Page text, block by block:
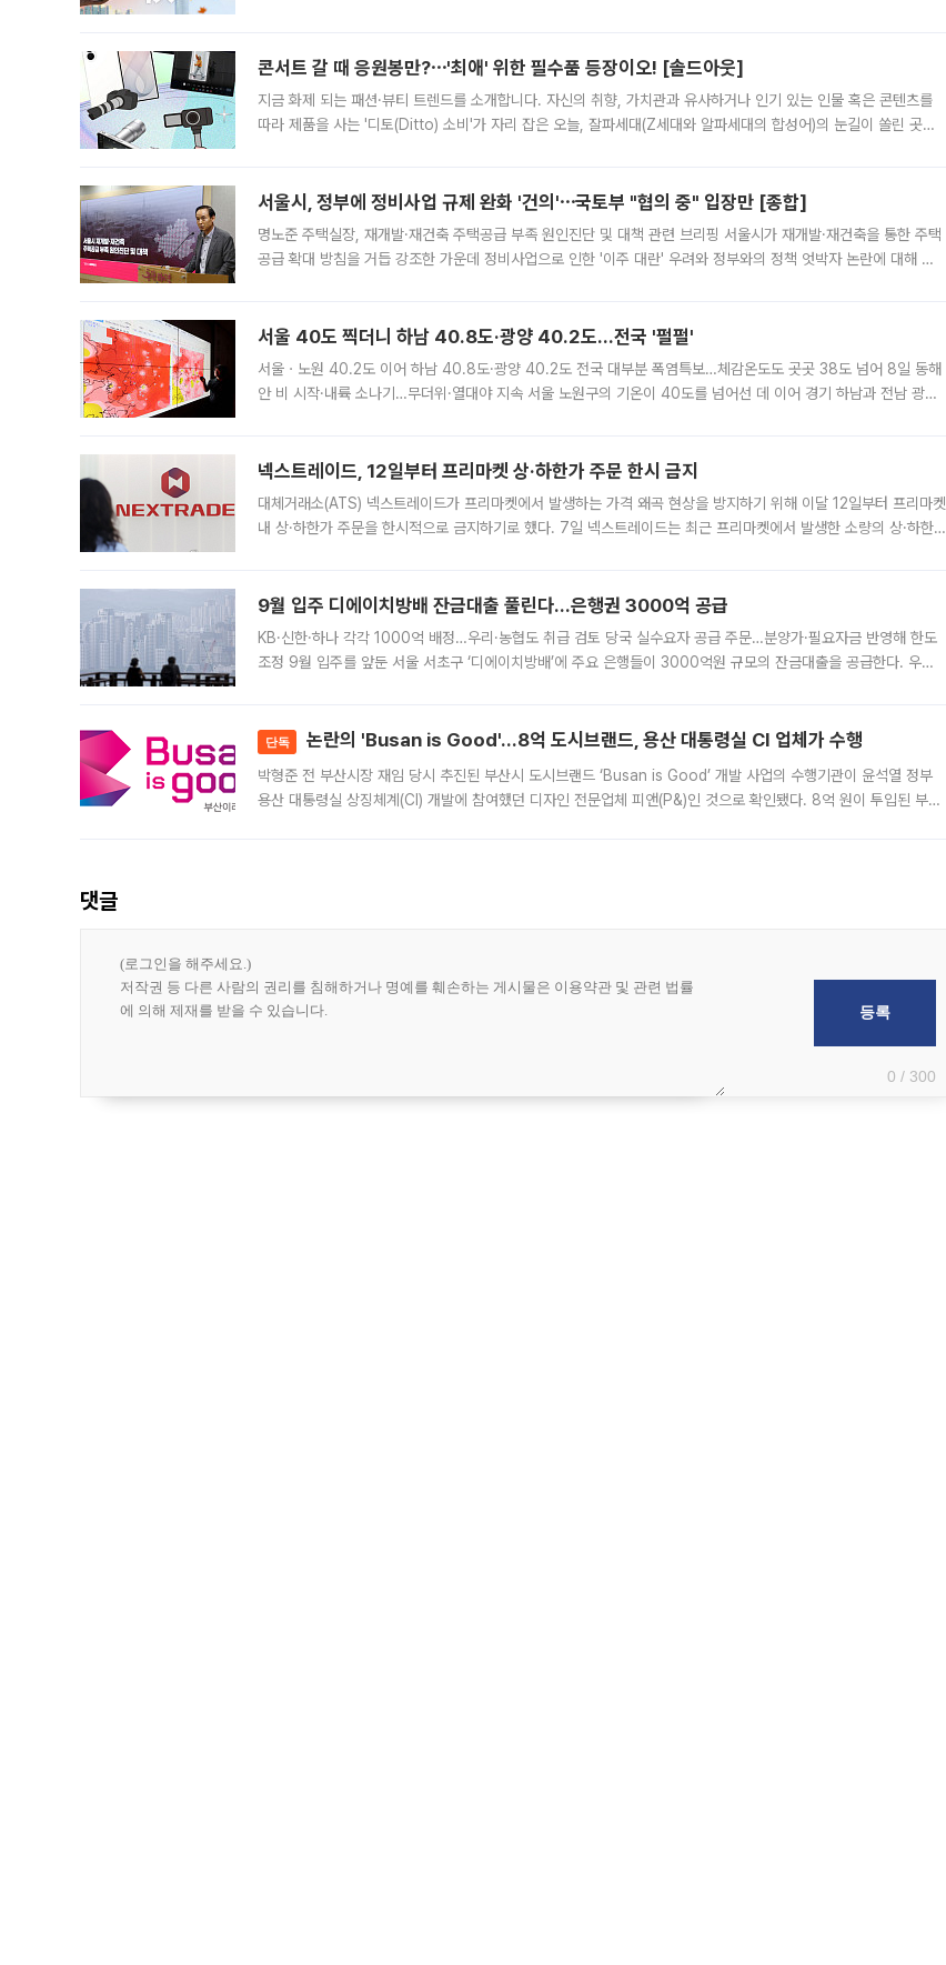
콘서트 갈 때 응원봉만?⋯'최애' 위한 필수품 등장이오! [솔드아웃]
지금 화제 되는 패션·뷰티 트렌드를 소개합니다. 자신의 취향, 가치관과 유사하거나 인기 있는 인물 혹은 콘텐츠를
따라 제품을 사는 '디토(Ditto) 소비'가 자리 잡은 오늘, 잘파세대(Z세대와 알파세대의 합성어)의 눈길이 쏠린 곳은
서울시, 정부에 정비사업 규제 완화 '건의'⋯국토부 "협의 중" 입장만 [종합]
명노준 주택실장, 재개발·재건축 주택공급 부족 원인진단 및 대책 관련 브리핑 서울시가 재개발·재건축을 통한 주택
공급 확대 방침을 거듭 강조한 가운데 정비사업으로 인한 '이주 대란' 우려와 정부와의 정책 엇박자 논란에 대해 정
서울 40도 찍더니 하남 40.8도·광양 40.2도…전국 '펄펄'
서울ㆍ노원 40.2도 이어 하남 40.8도·광양 40.2도 전국 대부분 폭염특보…체감온도도 곳곳 38도 넘어 8일 동해
안 비 시작·내륙 소나기…무더위·열대야 지속 서울 노원구의 기온이 40도를 넘어선 데 이어 경기 하남과 전남 광양
넥스트레이드, 12일부터 프리마켓 상·하한가 주문 한시 금지
대체거래소(ATS) 넥스트레이드가 프리마켓에서 발생하는 가격 왜곡 현상을 방지하기 위해 이달 12일부터 프리마켓
내 상·하한가 주문을 한시적으로 금지하기로 했다. 7일 넥스트레이드는 최근 프리마켓에서 발생한 소량의 상·하한
9월 입주 디에이치방배 잔금대출 풀린다…은행권 3000억 공급
KB·신한·하나 각각 1000억 배정…우리·농협도 취급 검토 당국 실수요자 공급 주문…분양가·필요자금 반영해 한도
조정 9월 입주를 앞둔 서울 서초구 ‘디에이치방배’에 주요 은행들이 3000억원 규모의 잔금대출을 공급한다. 우리
단독 논란의 'Busan is Good'…8억 도시브랜드, 용산 대통령실 CI 업체가 수행
박형준 전 부산시장 재임 당시 추진된 부산시 도시브랜드 ‘Busan is Good’ 개발 사업의 수행기관이 윤석열 정부
용산 대통령실 상징체계(CI) 개발에 참여했던 디자인 전문업체 피앤(P&)인 것으로 확인됐다. 8억 원이 투입된 부산
댓글
0 / 300